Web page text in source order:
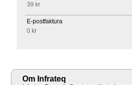
39 kr
E-postfaktura
0 kr
Om Infrateq